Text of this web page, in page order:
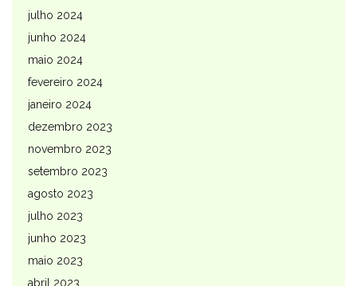
julho 2024
junho 2024
maio 2024
fevereiro 2024
janeiro 2024
dezembro 2023
novembro 2023
setembro 2023
agosto 2023
julho 2023
junho 2023
maio 2023
abril 2023